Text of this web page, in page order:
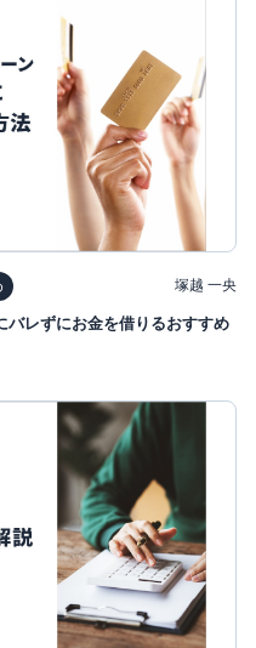
塚越 一央
バレずにお金を借りるおすすめ